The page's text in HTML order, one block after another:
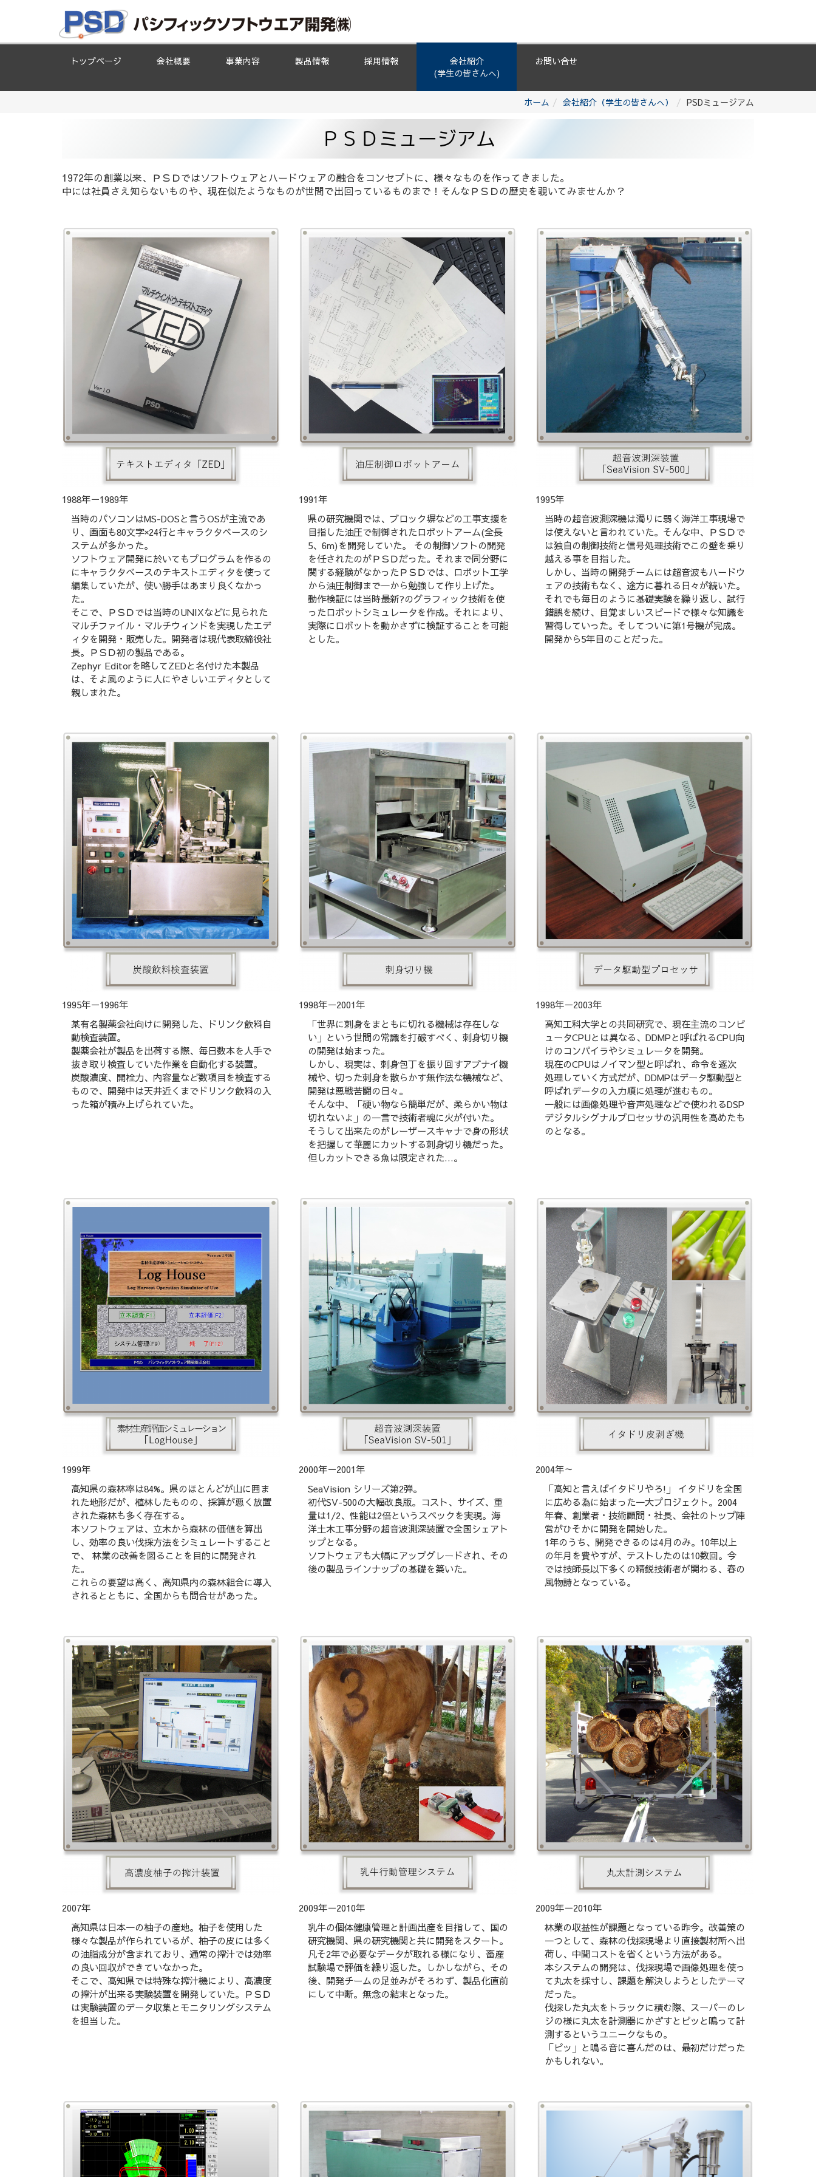
トップページ 会社概要 事業内容 製品情報 採用情報
会社紹介
(学生の皆さんへ)
お問い合せ
ホーム 会社紹介（学生の皆さんへ） PSDミュージアム
ＰＳＤミュージアム
1972年の創業以来、ＰＳＤではソフトウェアとハードウェアの融合をコンセプトに、様々なものを作ってきました。
中には社員さえ知らないものや、現在似たようなものが世間で出回っているものまで！そんなＰＳＤの歴史を覗いてみませんか？
1988年－1989年
当時のパソコンはMS-DOSと言うOSが主流であ
り、画面も80文字×24行とキャラクタベースのシ
ステムが多かった。
ソフトウェア開発に於いてもプログラムを作るの
にキャラクタベースのテキストエディタを使って
編集していたが、使い勝手はあまり良くなかっ
た。
そこで、ＰＳＤでは当時のUNIXなどに見られた
マルチファイル・マルチウィンドを実現したエデ
ィタを開発・販売した。開発者は現代表取締役社
長。ＰＳＤ初の製品である。
Zephyr Editorを略してZEDと名付けた本製品
は、そよ風のように人にやさしいエディタとして
親しまれた。
1991年
県の研究機関では、ブロック塀などの工事支援を
目指した油圧で制御されたロボットアーム(全長
5、6m)を開発していた。 その制御ソフトの開発
を任されたのがＰＳＤだった。それまで同分野に
関する経験がなかったＰＳＤでは、ロボット工学
から油圧制御まで一から勉強して作り上げた。
動作検証には当時最新?のグラフィック技術を使
ったロボットシミュレータを作成。それにより、
実際にロボットを動かさずに検証することを可能
とした。
1995年
当時の超音波測深機は濁りに弱く海洋工事現場で
は使えないと言われていた。そんな中、ＰＳＤで
は独自の制御技術と信号処理技術でこの壁を乗り
越える事を目指した。
しかし、当時の開発チームには超音波もハードウ
ェアの技術もなく、途方に暮れる日々が続いた。
それでも毎日のように基礎実験を繰り返し、試行
錯誤を続け、目覚ましいスピードで様々な知識を
習得していった。そしてついに第1号機が完成。
開発から5年目のことだった。
1995年－1996年
某有名製薬会社向けに開発した、ドリンク飲料自
動検査装置。
製薬会社が製品を出荷する際、毎日数本を人手で
抜き取り検査していた作業を自動化する装置。
炭酸濃度、開栓力、内容量など数項目を検査する
もので、開発中は天井近くまでドリンク飲料の入
った箱が積み上げられていた。
1998年－2001年
「世界に刺身をまともに切れる機械は存在しな
い」という世間の常識を打破すべく、刺身切り機
の開発は始まった。
しかし、現実は、刺身包丁を振り回すアブナイ機
械や、切った刺身を散らかす無作法な機械など、
開発は悪戦苦闘の日々。
そんな中、「硬い物なら簡単だが、柔らかい物は
切れないよ」の一言で技術者魂に火が付いた。
そうして出来たのがレーザースキャナで身の形状
を把握して華麗にカットする刺身切り機だった。
但しカットできる魚は限定された…。
1998年－2003年
高知工科大学との共同研究で、現在主流のコンピ
ュータCPUとは異なる、DDMPと呼ばれるCPU向
けのコンパイラやシミュレータを開発。
現在のCPUはノイマン型と呼ばれ、命令を逐次
処理していく方式だが、DDMPはデータ駆動型と
呼ばれデータの入力順に処理が進むもの。
一般には画像処理や音声処理などで使われるDSP
デジタルシグナルプロセッサの汎用性を高めたも
のとなる。
1999年
高知県の森林率は84%。県のほとんどが山に囲ま
れた地形だが、植林したものの、採算が悪く放置
された森林も多く存在する。
本ソフトウェアは、立木から森林の価値を算出
し、効率の良い伐採方法をシミュレートすること
で、 林業の改善を図ることを目的に開発され
た。
これらの要望は高く、高知県内の森林組合に導入
されるとともに、全国からも問合せがあった。
2000年－2001年
SeaVision シリーズ第2弾。
初代SV-500の大幅改良版。コスト、サイズ、重
量は1/2、性能は2倍というスペックを実現。海
洋土木工事分野の超音波測深装置で全国シェアト
ップとなる。
ソフトウェアも大幅にアップグレードされ、その
後の製品ラインナップの基礎を築いた。
2004年～
「高知と言えばイタドリやろ!」 イタドリを全国
に広める為に始まった一大プロジェクト。2004
年春、創業者・技術顧問・社長、会社のトップ陣
営がひそかに開発を開始した。
1年のうち、開発できるのは4月のみ。10年以上
の年月を費やすが、テストしたのは10数回。今
では技師長以下多くの精鋭技術者が関わる、春の
風物詩となっている。
2007年
高知県は日本一の柚子の産地。柚子を使用した
様々な製品が作られているが、柚子の皮には多く
の油脂成分が含まれており、通常の搾汁では効率
の良い回収ができていなかった。
そこで、高知県では特殊な搾汁機により、高濃度
の搾汁が出来る実験装置を開発していた。ＰＳＤ
は実験装置のデータ収集とモニタリングシステム
を担当した。
2009年－2010年
乳牛の個体健康管理と計画出産を目指して、国の
研究機関、県の研究機関と共に開発をスタート。
凡そ2年で必要なデータが取れる様になり、畜産
試験場で評価を繰り返した。しかしながら、その
後、開発チームの足並みがそろわず、製品化直前
にして中断。無念の結末となった。
2009年－2010年
林業の収益性が課題となっている昨今。改善策の
一つとして、森林の伐採現場より直接製材所へ出
荷し、中間コストを省くという方法がある。
本システムの開発は、伐採現場で画像処理を使っ
て丸太を採寸し、課題を解決しようとしたテーマ
だった。
伐採した丸太をトラックに積む際、スーパーのレ
ジの様に丸太を計測器にかざすとピッと鳴って計
測するというユニークなもの。
「ピッ」と鳴る音に喜んだのは、最初だけだった
かもしれない。